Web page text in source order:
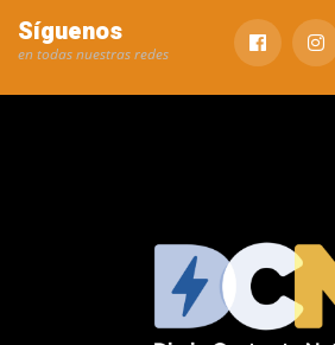
Síguenos
en todas nuestras redes